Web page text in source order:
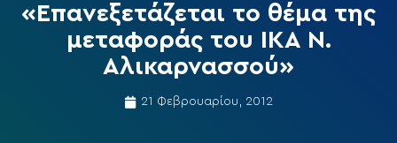
«Επανεξετάζεται το θέμα της
μεταφοράς του ΙΚΑ Ν.
Αλικαρνασσού»
21 Φεβρουαρίου, 2012